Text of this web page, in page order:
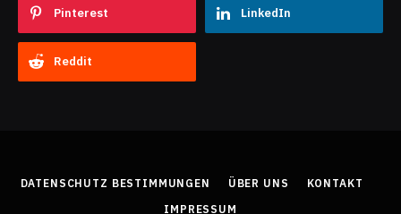
Pinterest LinkedIn
Reddit
DATENSCHUTZ BESTIMMUNGEN ÜBER UNS
KONTAKT
IMPRESSUM